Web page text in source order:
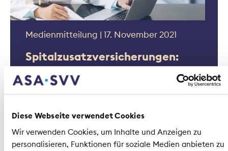
Diese Webseite verwendet Cookies
Wir verwenden Cookies, um Inhalte und Anzeigen zu
personalisieren, Funktionen für soziale Medien anbieten zu
Medienmitteilung | 17. November 2021
Spitalzusatzversicherungen:
Klare Regeln auch für ärztliche
Mehrleistungen